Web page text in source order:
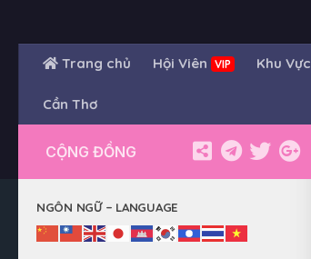
Trang chủ Hội Viên VIP Khu Vực
Cần Thơ
CỘNG ĐỒNG
NGÔN NGỮ – LANGUAGE